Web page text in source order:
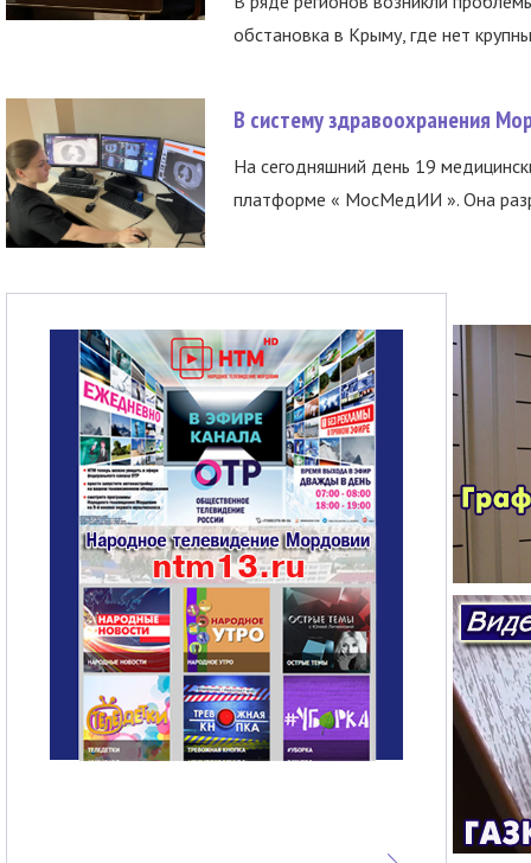
обстановка в Крыму, где нет
В систему здравоохранения
На сегодняшний день 19
платформе « МосМедИИ ». Она